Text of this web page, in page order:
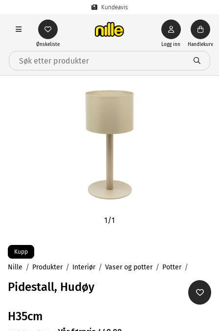
Kundeavis
Ønskeliste Logg inn Handlekurv
1/1
Kupp
Nille Produkter Interiør Vaser og potter Potter
Pidestall, Hudøy
H35cm